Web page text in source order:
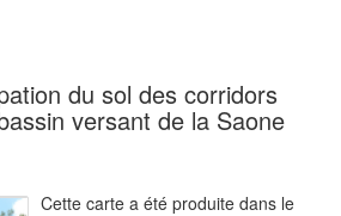
du sol des corridors
versant de la Saone
Cette carte a été produite dans le